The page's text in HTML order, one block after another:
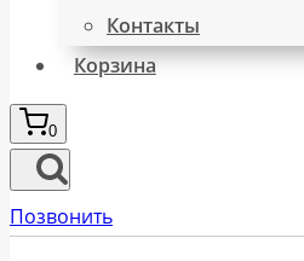
Контакты
Корзина
0
Позвонить